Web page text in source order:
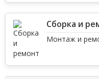
Сборка и
Монтаж и